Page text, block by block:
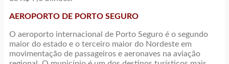
AEROPORTO DE PORTO SEGURO
O aeroporto internacional de Porto Seguro é o segundo
maior do estado e o terceiro maior do Nordeste em
movimentação de passageiros e aeronaves na aviação